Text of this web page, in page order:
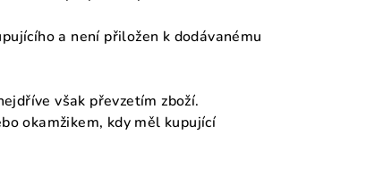
a není přiložen k dodávanému
však převzetím zboží.
okamžikem, kdy měl kupující